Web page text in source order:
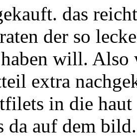
das
der so
will. Also
extra
in die
da auf dem bild.